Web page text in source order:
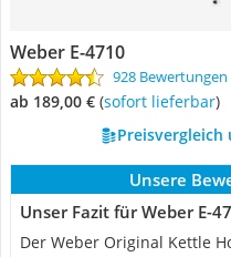
Weber E-4710
928 Bewertungen
ab 189,00 € ( Sofort lieferbar)
Preisvergleich
Unsere
Unser Fazit für Weber E-
Der Weber Original Kettle